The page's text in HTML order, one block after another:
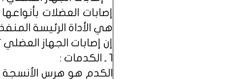
إصابات العضلات
هي الأداة الرئيسة
إن إصابات الجهاز
1 ـ الكدمات :
الكدم هو هرس الأنسجة